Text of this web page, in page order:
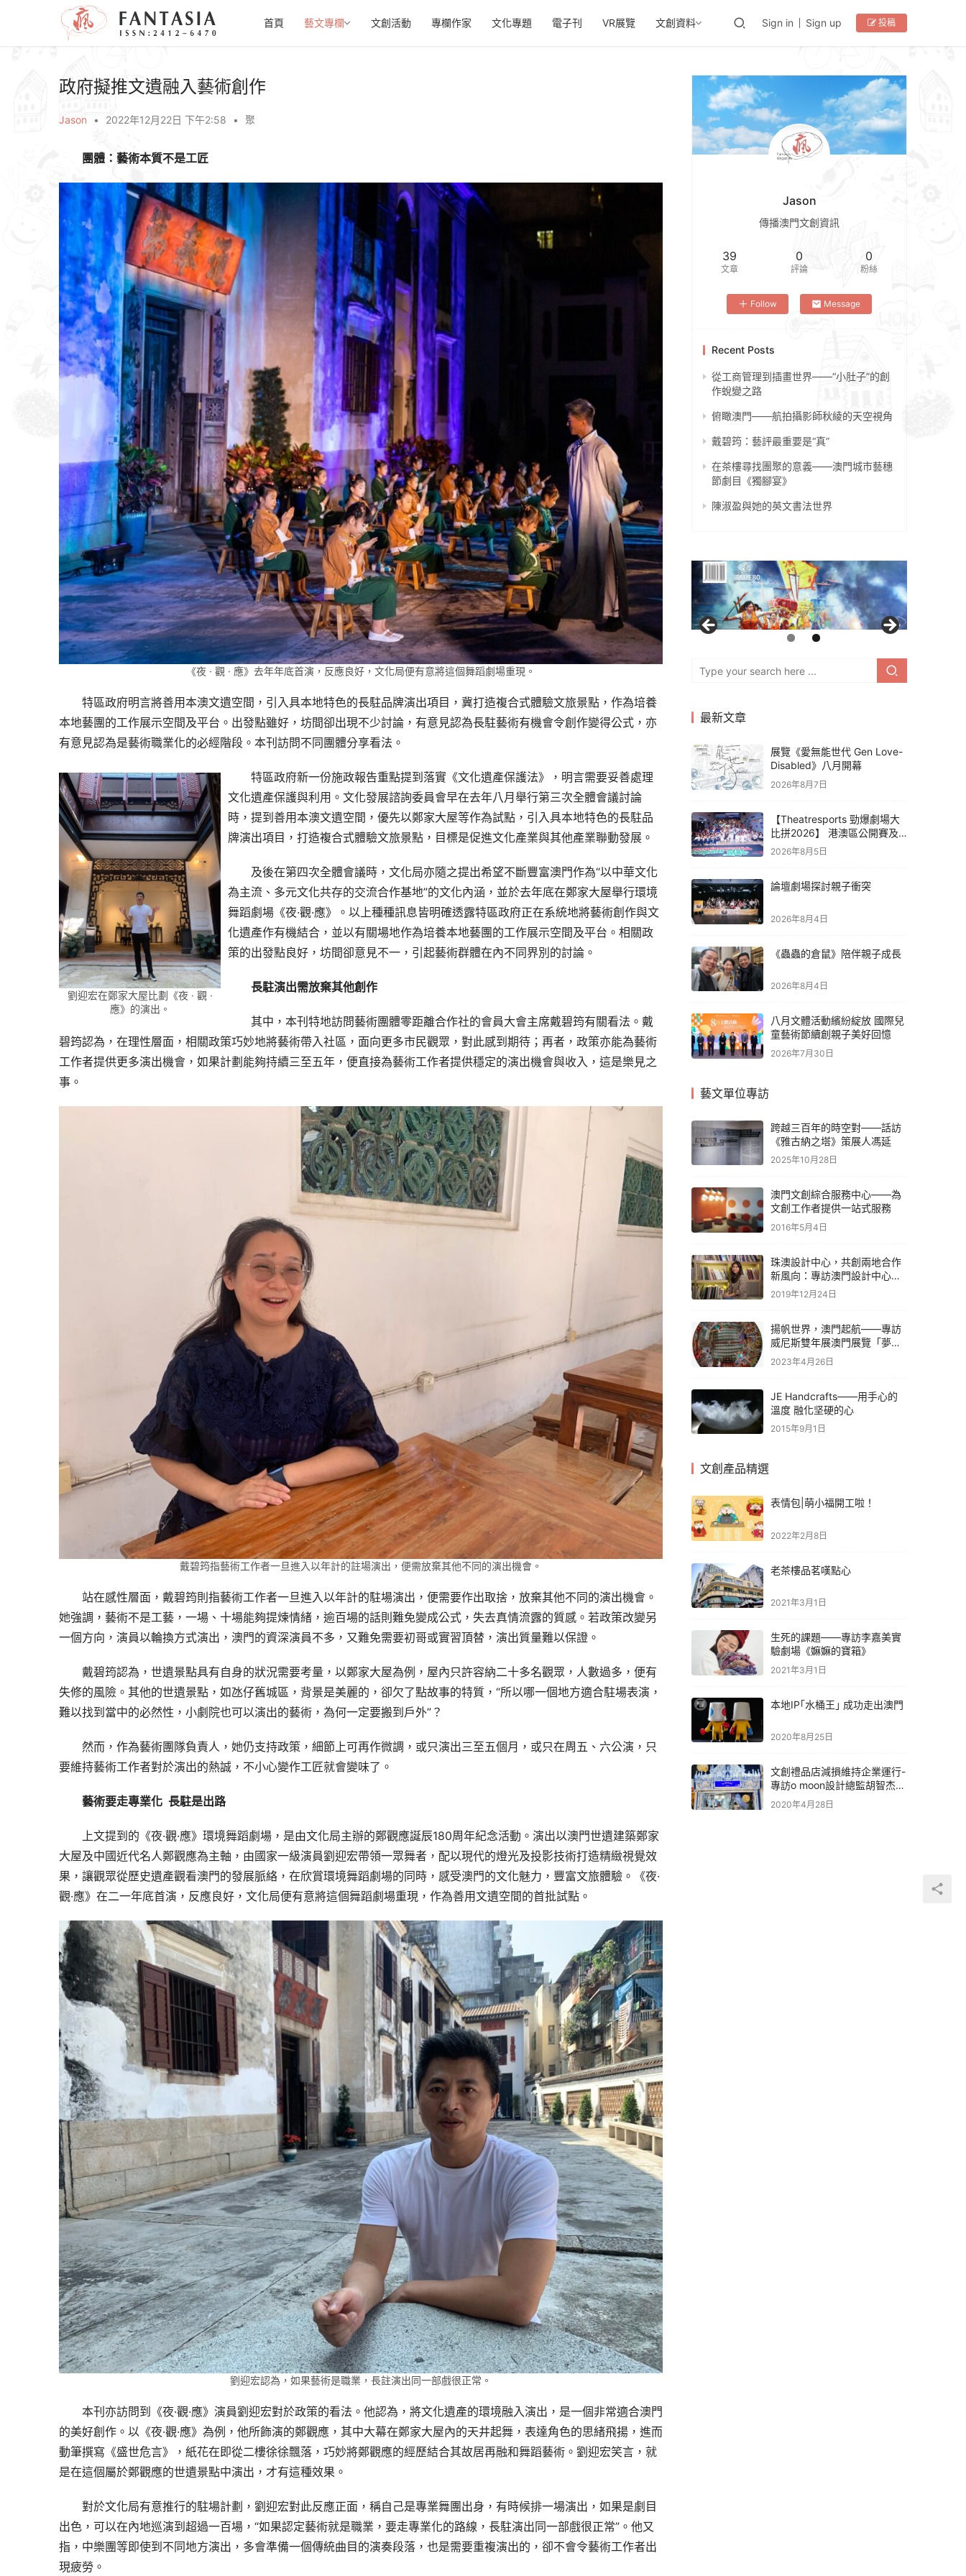
首頁 藝文專欄 文創活動 專欄作家 文化專題 電子刊 VR展覽 文創資料 Sign in Sign up 投稿
政府擬推文遺融入藝術創作
Jason • 2022年12月22日 下午2:58 • 聚
團體：藝術本質不是工匠
《夜 · 觀 · 應》去年年底首演，反應良好，文化局便有意將這個舞蹈劇場重現。
特區政府明言將善用本澳文遺空間，引入具本地特色的長駐品牌演出項目，冀打造複合式體驗文旅景點，作為培養
本地藝團的工作展示空間及平台。出發點雖好，坊間卻出現不少討論，有意見認為長駐藝術有機會令創作變得公式，亦
有意見認為是藝術職業化的必經階段。本刊訪問不同團體分享看法。
劉迎宏在鄭家大屋比劃《夜 · 觀 ·
應》的演出。
特區政府新一份施政報告重點提到落實《文化遺產保護法》，明言需要妥善處理
文化遺產保護與利用。文化發展諮詢委員會早在去年八月舉行第三次全體會議討論
時，提到善用本澳文遺空間，優先以鄭家大屋等作為試點，引入具本地特色的長駐品
牌演出項目，打造複合式體驗文旅景點，目標是促進文化產業與其他產業聯動發展。
及後在第四次全體會議時，文化局亦隨之提出希望不斷豐富澳門作為“以中華文化
為主流、多元文化共存的交流合作基地”的文化內涵，並於去年底在鄭家大屋舉行環境
舞蹈劇場《夜·觀·應》。以上種種訊息皆明確透露特區政府正在系統地將藝術創作與文
化遺產作有機結合，並以有關場地作為培養本地藝團的工作展示空間及平台。相關政
策的出發點良好，坊間卻意見不一，引起藝術群體在內不同界別的討論。
長駐演出需放棄其他創作
其中，本刊特地訪問藝術團體零距離合作社的會員大會主席戴碧筠有關看法。戴
碧筠認為，在理性層面，相關政策巧妙地將藝術帶入社區，面向更多市民觀眾，對此感到期待；再者，政策亦能為藝術
工作者提供更多演出機會，如果計劃能夠持續三至五年，便直接為藝術工作者提供穩定的演出機會與收入，這是樂見之
事。
戴碧筠指藝術工作者一旦進入以年計的註場演出，便需放棄其他不同的演出機會。
站在感性層面，戴碧筠則指藝術工作者一旦進入以年計的駐場演出，便需要作出取捨，放棄其他不同的演出機會。
她強調，藝術不是工藝，一場、十場能夠提煉情緒，逾百場的話則難免變成公式，失去真情流露的質感。若政策改變另
一個方向，演員以輪換方式演出，澳門的資深演員不多，又難免需要初哥或實習頂替，演出質量難以保證。
戴碧筠認為，世遺景點具有自身的狀況需要考量，以鄭家大屋為例，屋內只許容納二十多名觀眾，人數過多，便有
失修的風險。其他的世遺景點，如氹仔舊城區，背景是美麗的，卻欠了點故事的特質，“所以哪一個地方適合駐場表演，
難以找到當中的必然性，小劇院也可以演出的藝術，為何一定要搬到戶外”？
然而，作為藝術團隊負責人，她仍支持政策，細節上可再作微調，或只演出三至五個月，或只在周五、六公演，只
要維持藝術工作者對於演出的熱誠，不小心變作工匠就會變味了。
藝術要走專業化  長駐是出路
上文提到的《夜·觀·應》環境舞蹈劇場，是由文化局主辦的鄭觀應誕辰180周年紀念活動。演出以澳門世遺建築鄭家
大屋及中國近代名人鄭觀應為主軸，由國家一級演員劉迎宏帶領一眾舞者，配以現代的燈光及投影技術打造精緻視覺效
果，讓觀眾從歷史遺產觀看澳門的發展脈絡，在欣賞環境舞蹈劇場的同時，感受澳門的文化魅力，豐富文旅體驗。《夜·
觀·應》在二一年底首演，反應良好，文化局便有意將這個舞蹈劇場重現，作為善用文遺空間的首批試點。
劉迎宏認為，如果藝術是職業，長註演出同一部戲很正常。
本刊亦訪問到《夜·觀·應》演員劉迎宏對於政策的看法。他認為，將文化遺產的環境融入演出，是一個非常適合澳門
的美好創作。以《夜·觀·應》為例，他所飾演的鄭觀應，其中大幕在鄭家大屋內的天井起舞，表達角色的思緒飛揚，進而
動筆撰寫《盛世危言》，紙花在即從二樓徐徐飄落，巧妙將鄭觀應的經歷結合其故居再融和舞蹈藝術。劉迎宏笑言，就
是在這個屬於鄭觀應的世遺景點中演出，才有這種效果。
對於文化局有意推行的駐場計劃，劉迎宏對此反應正面，稱自己是專業舞團出身，有時候排一場演出，如果是劇目
出色，可以在內地巡演到超過一百場，“如果認定藝術就是職業，要走專業化的路線，長駐演出同一部戲很正常”。他又
指，中樂團等即使到不同地方演出，多會準備一個傳統曲目的演奏段落，也是需要重複演出的，卻不會令藝術工作者出
現疲勞。
Jason
傳播澳門文創資訊
39
文章
0
評論
0
粉絲
Follow Message
Recent Posts
從工商管理到插畫世界——“小肚子”的創
作蛻變之路
俯瞰澳門——航拍攝影師秋綾的天空視角
戴碧筠：藝評最重要是“真”
在茶樓尋找團聚的意義——澳門城市藝穗
節劇目《獨腳宴》
陳淑盈與她的英文書法世界
最新文章
展覽《愛無能世代 Gen Love-
Disabled》八月開幕
2026年8月7日
【Theatresports 勁爆劇場大
比拼2026】 港澳區公開賽及
亞洲聯賽賽果
2026年8月5日
論壇劇場探討親子衝突
2026年8月4日
《蟲蟲的倉鼠》陪伴親子成長
2026年8月4日
八月文體活動繽紛綻放 國際兒
童藝術節續創親子美好回憶
2026年7月30日
藝文單位專訪
跨越三百年的時空對——話訪
《雅古納之塔》策展人馮延
2025年10月28日
澳門文創綜合服務中心——為
文創工作者提供一站式服務
2016年5月4日
珠澳設計中心，共創兩地合作
新風向：專訪澳門設計中心執
行長馮文偉
2019年12月24日
揚帆世界，澳門起航——專訪
威尼斯雙年展澳門展覽「夢之
寓言」
2023年4月26日
JE Handcrafts——用手心的
溫度 融化坚硬的心
2015年9月1日
文創產品精選
表情包|萌小福開工啦！
2022年2月8日
老茶樓品茗嘆點心
2021年3月1日
生死的課題——專訪李嘉美實
驗劇場《嫲嫲的寶箱》
2021年3月1日
本地IP｢水桶王｣ 成功走出澳門
2020年8月25日
文創禮品店減損維持企業運行-
專訪o moon設計總監胡智杰先
生
2020年4月28日